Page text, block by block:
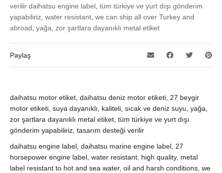
verilir daihatsu engine label tüm türkiye ve yurt dışı gönderim
yapabiliriz water resistant we can ship all over Turkey and
abroad yağa zor şartlara dayanıklı metal etiket
Paylaş
daihatsu motor etiket, daihatsu deniz motor etiketi, 27 beygir
motor etiketi, suya dayanıklı, kaliteli, sıcak ve deniz suyu, yağa,
zor şartlara dayanıklı metal etiket, tüm türkiye ve yurt dışı
gönderim yapabiliriz, tasarım desteği verilir
daihatsu engine label, daihatsu marine engine label, 27
horsepower engine label, water resistant, high quality, metal
label resistant to hot and sea water, oil and harsh conditions, we